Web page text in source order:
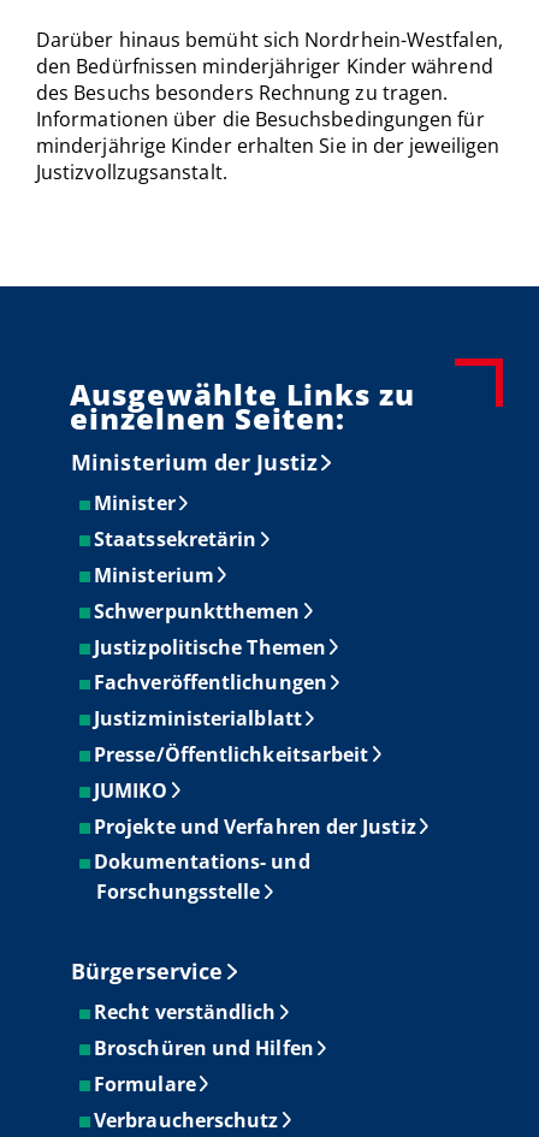
Darüber hinaus bemüht sich Nordrhein-Westfalen,
den Bedürfnissen minderjähriger Kinder während
des Besuchs besonders Rechnung zu tragen.
Informationen über die Besuchsbedingungen für
minderjährige Kinder erhalten Sie in der jeweiligen
Justizvollzugsanstalt.
Ausgewählte Links zu
einzelnen Seiten:
Ministerium der Justiz
Minister
Staatssekretärin
Ministerium
Schwerpunktthemen
Justizpolitische Themen
Fachveröffentlichungen
Justizministerialblatt
Presse/Öffentlichkeitsarbeit
JUMIKO
Projekte und Verfahren der Justiz
Dokumentations- und
Forschungsstelle
Bürgerservice
Recht verständlich
Broschüren und Hilfen
Formulare
Verbraucherschutz